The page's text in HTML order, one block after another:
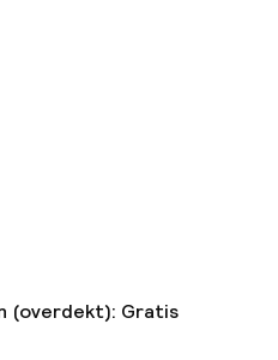
(overdekt): Gratis